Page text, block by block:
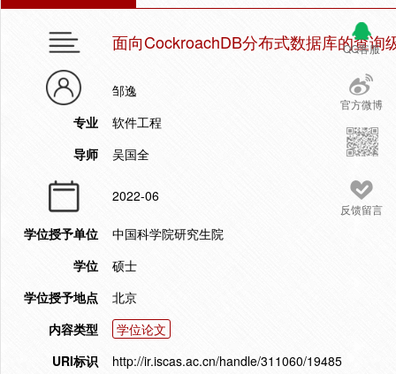
QQ客服
官方微博
反馈留言
面向CockroachDB分布式数据库的查询
邹逸
专业
软件工程
导师
吴国全
2022-06
学位授予单位
中国科学院研究生院
学位
硕士
学位授予地点
北京
内容类型
学位论文
URI标识
http://ir.iscas.ac.cn/handle/311060/19485